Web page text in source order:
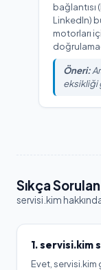
bağlantısı
LinkedIn)
motorları
Öneri:
eksikliği
Sıkça
servisi.kim
1.servisi.kim
Evet, servisi.kim